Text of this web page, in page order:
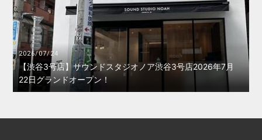
2026/07/24
【渋谷3号店】サウンドスタジオノア渋谷3号店2026年7月
22日グランドオープン！